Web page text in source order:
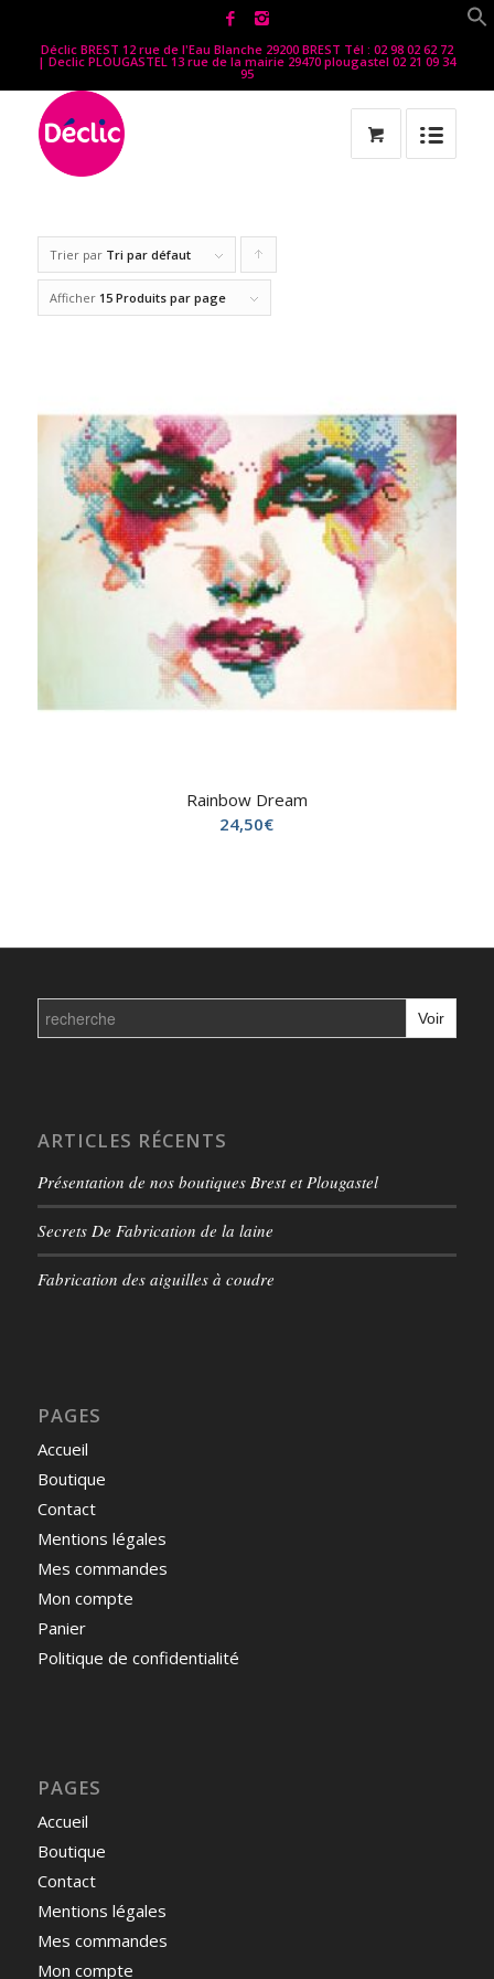
Déclic BREST 12 rue de l'Eau Blanche 29200 BREST Tél : 02 98 02 62 72
| Declic PLOUGASTEL 13 rue de la mairie 29470 plougastel 02 21 09 34
95
Trier par Tri par défaut
ordre
ascendant
Afficher 15 Produits par page
Rainbow Dream
24,50€
Search
for:
ARTICLES RÉCENTS
Présentation de nos boutiques Brest et Plougastel
Secrets De Fabrication de la laine
Fabrication des aiguilles à coudre
PAGES
Accueil
Boutique
Contact
Mentions légales
Mes commandes
Mon compte
Panier
Politique de confidentialité
PAGES
Accueil
Boutique
Contact
Mentions légales
Mes commandes
Mon compte